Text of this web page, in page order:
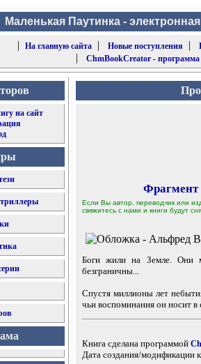
Маленькая Паутинка -
|
На главную сайта| Новые поступления |
| ChmBookCreator -
на сайт
Фрагмент
Если Вы автор, переводчик или
свяжитесь с нами и книги будут
Боги жили на Земле. Они
безграничны...
Спустя миллионы лет
чьи воспоминания он носит в
Книга сделана программой
Дата создания/модификации